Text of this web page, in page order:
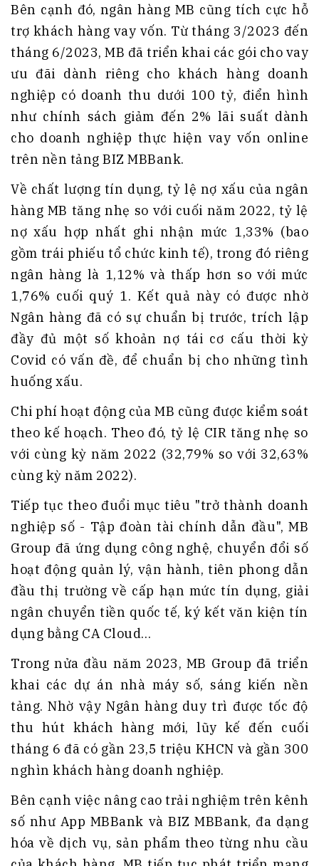
Bên cạnh đó, ngân hàng MB cũng tích cực hỗ
trợ khách hàng vay vốn. Từ tháng 3/2023 đến
tháng 6/2023, MB đã triển khai các gói cho vay
ưu đãi dành riêng cho khách hàng doanh
nghiệp có doanh thu dưới 100 tỷ, điển hình
như chính sách giảm đến 2% lãi suất dành
cho doanh nghiệp thực hiện vay vốn online
trên nền tảng BIZ MBBank.
Về chất lượng tín dụng, tỷ lệ nợ xấu của ngân
hàng MB tăng nhẹ so với cuối năm 2022, tỷ lệ
nợ xấu hợp nhất ghi nhận mức 1,33% (bao
gồm trái phiếu tổ chức kinh tế), trong đó riêng
ngân hàng là 1,12% và thấp hơn so với mức
1,76% cuối quý 1. Kết quả này có được nhờ
Ngân hàng đã có sự chuẩn bị trước, trích lập
đầy đủ một số khoản nợ tái cơ cấu thời kỳ
Covid có vấn đề, để chuẩn bị cho những tình
huống xấu.
Chi phí hoạt động của MB cũng được kiểm soát
theo kế hoạch. Theo đó, tỷ lệ CIR tăng nhẹ so
với cùng kỳ năm 2022 (32,79% so với 32,63%
cùng kỳ năm 2022).
Tiếp tục theo đuổi mục tiêu "trở thành doanh
nghiệp số - Tập đoàn tài chính dẫn đầu", MB
Group đã ứng dụng công nghệ, chuyển đổi số
hoạt động quản lý, vận hành, tiên phong dẫn
đầu thị trường về cấp hạn mức tín dụng, giải
ngân chuyển tiền quốc tế, ký kết văn kiện tín
dụng bằng CA Cloud…
Trong nửa đầu năm 2023, MB Group đã triển
khai các dự án nhà máy số, sáng kiến nền
tảng. Nhờ vậy Ngân hàng duy trì được tốc độ
thu hút khách hàng mới, lũy kế đến cuối
tháng 6 đã có gần 23,5 triệu KHCN và gần 300
nghìn khách hàng doanh nghiệp.
Bên cạnh việc nâng cao trải nghiệm trên kênh
số như App MBBank và BIZ MBBank, đa dạng
hóa về dịch vụ, sản phẩm theo từng nhu cầu